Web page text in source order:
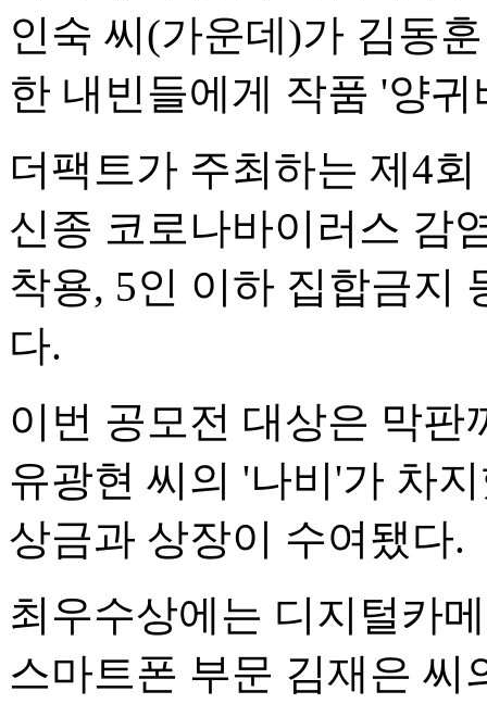
인숙 씨(가운데)가 김동
한 내빈들에게 작품 '양
더팩트가 주최하는 제4
신종 코로나바이러스 감
착용, 5인 이하 집합금지
다.
이번 공모전 대상은 막판
유광현 씨의 '나비'가 차
상금과 상장이 수여됐다.
최우수상에는 디지털카
스마트폰 부문 김재은 씨